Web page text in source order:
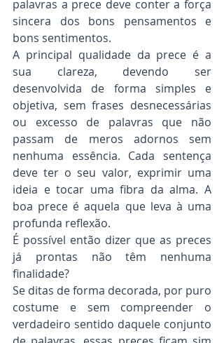
palavras a prece deve conter a força
sincera dos bons pensamentos e
bons sentimentos.
A principal qualidade da prece é a
sua clareza, devendo ser
desenvolvida de forma simples e
objetiva, sem frases desnecessárias
ou excesso de palavras que não
passam de meros adornos sem
nenhuma essência. Cada sentença
deve ter o seu valor, exprimir uma
ideia e tocar uma fibra da alma. A
boa prece é aquela que leva à uma
profunda reflexão.
É possível então dizer que as preces
já prontas não têm nenhuma
finalidade?
Se ditas de forma decorada, por puro
costume e sem compreender o
verdadeiro sentido daquele conjunto